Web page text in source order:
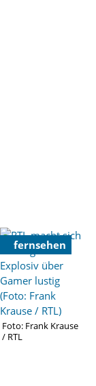
Foto: Frank Krause
/ RTL
fernsehen